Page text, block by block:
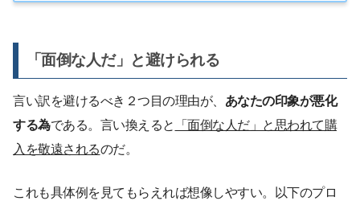
「面倒な人だ」と避けられる
言い訳を避けるべき２つ目の理由が、 あなたの印象が悪化
する為である。言い換えると
「面倒な人だ」と思われて購
入を敬遠されるのだ。
これも具体例を見てもらえれば想像しやすい。以下のプロ